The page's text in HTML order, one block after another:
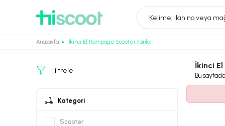
Kelime, ilan no veya
Anasayfa İkinci El Rampage Scooter İlanları
Filtrele
İkinci
Bu sayfada
Kategori
Scooter